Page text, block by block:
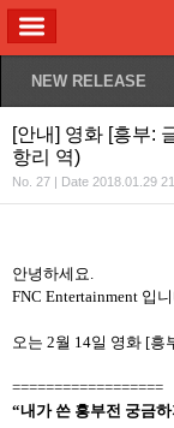
NEW RELEASE
[안내] 영화 [흥부:
항리 역)
No. 27 | Date 2018.01.29
안녕하세요.
FNC Entertainment 입
오는 2월 14일 영화 [흥
==================
“내가 쓴 흥부전 궁금